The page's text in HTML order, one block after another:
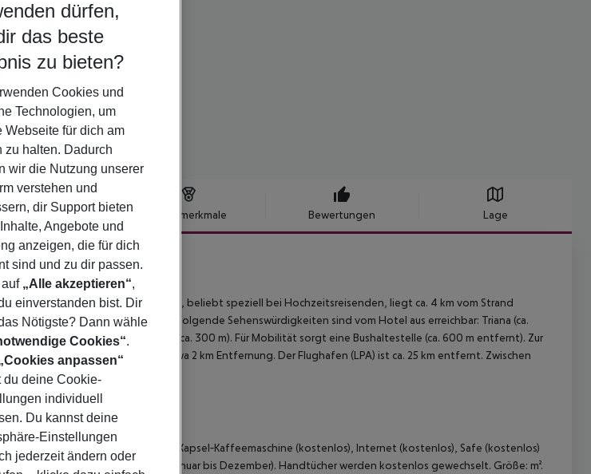
Hotelmerkmale Bewertungen Lage
Malteses
4
Malteses Adults Only (Adults only), beliebt speziell bei Hochzeitsreisenden, liegt ca. 4 km vom Strand
ist Las Palmas de Gran Canaria. Folgende Sehenswürdigkeiten sind vom Hotel aus erreichbar: Triana (ca.
m) und Theater PÃ©rez Galdos (ca. 300 m). Für Mobilität sorgt eine Bushaltestelle (ca. 600 m entfernt). Zur
sich ein Krankenhaus in etwa 2 km Entfernung. Der Flughafen (LPA) ist ca. 25 km entfernt. Zwischen
Gebühr) ein Shuttle.
sind ausgestattet mit Parkett, Kapsel‑Kaffeemaschine (kostenlos), Internet (kostenlos), Safe (kostenlos)
regulierbarer Klimaanlage (von Januar bis Dezember). Handtücher werden kostenlos gewechselt. Größe: m².
dürfen,
das beste
zu bieten?
Cookies und
Technologien, um
Webseite für dich am
zu halten. Dadurch
wir die Nutzung unserer
verstehen und
dir Support bieten
Angebote und
anzeigen, die für dich
sind und zu dir passen.
„Alle akzeptieren“,
einverstanden bist. Dir
Nötigste? Dann wähle
Cookies“.
anpassen“
du deine Cookie-
individuell
Du kannst deine
Einstellungen
jederzeit ändern oder